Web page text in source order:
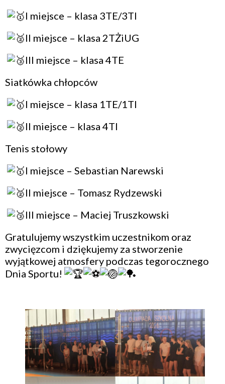
I miejsce – klasa 3TE/3TI
II miejsce – klasa 2TŻiUG
III miejsce – klasa 4TE
Siatkówka chłopców
I miejsce – klasa 1TE/1TI
II miejsce – klasa 4TI
Tenis stołowy
I miejsce – Sebastian Narewski
II miejsce – Tomasz Rydzewski
III miejsce – Maciej Truszkowski
Gratulujemy wszystkim uczestnikom oraz
zwycięzcom i dziękujemy za stworzenie
wyjątkowej atmosfery podczas tegorocznego
Dnia Sportu!